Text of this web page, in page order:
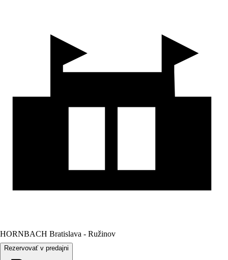
HORNBACH Bratislava - Ružinov
Rezervovať v predajni